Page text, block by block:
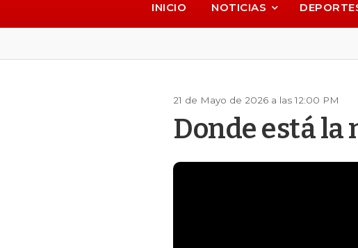
INICIO NOTICIAS
21 de Mayo de 2026 a las 12:00 PM
Donde está la